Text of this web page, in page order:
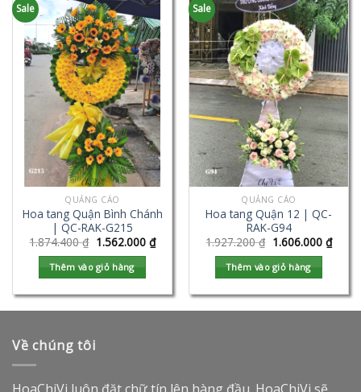
Sale
QUẢNG CÁO
Hoa tang Quận Bình Chánh
| QC-RAK-G215
1.874.400₫ 1.562.000 ₫
Thêm vào giỏ hàng
Sale
QUẢNG CÁO
Hoa tang Quận 12 | QC-
RAK-G94
1.927.200₫ 1.606.000 ₫
Thêm vào giỏ hàng
Về chúng tôi